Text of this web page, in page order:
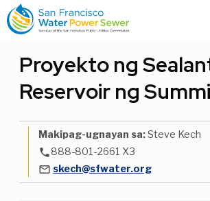
Skip
to
main
Skip
to
main
Proyekto ng
Reservoir ng
Makipag-ugnayan sa:Steve Kech
phone888-801-2661 X3
mail_outline skech@sfwater.org